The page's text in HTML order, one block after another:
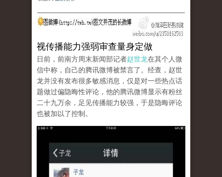
视传播能力强弱审查量身定做
日前，前南方周末新闻部记者赵世龙在其个人微
信中称，自己的腾讯微博被禁言了。经查，赵世
龙并没有发布很多敏感消息，仅是对一些热点话
题做过偏隐晦性评论，他的腾讯微博显示有粉丝
二十九万余，足见传播能力较强，于是隐晦评论
也被加以了控制。